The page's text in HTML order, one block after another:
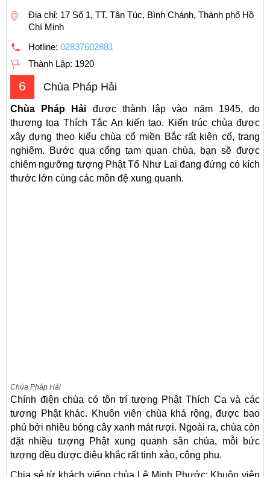
Địa chỉ: 17 Số 1, TT. Tân Túc, Bình Chánh, Thành phố Hồ
Chí Minh
Hotline: 02837602881
Thành Lập: 1920
6 Chùa Pháp Hải
Chùa Pháp Hải được thành lập vào năm 1945, do
thượng tọa Thích Tắc An kiến tạo. Kiến trúc chùa được
xây dựng theo kiểu chùa cổ miền Bắc rất kiên cố, trang
nghiêm. Bước qua cổng tam quan chùa, bạn sẽ được
chiêm ngưỡng tượng Phật Tổ Như Lai đang đứng có kích
thước lớn cùng các môn đệ xung quanh.
Chùa Pháp Hải
Chính điện chùa có tôn trí tượng Phật Thích Ca và các
tượng Phật khác. Khuôn viên chùa khá rộng, được bao
phủ bởi nhiều bóng cây xanh mát rượi. Ngoài ra, chùa còn
đặt nhiều tượng Phật xung quanh sân chùa, mỗi bức
tượng đều được điêu khắc rất tinh xảo, công phu.
Chia sẻ từ khách viếng chùa Lê Minh Phước: Khuôn viên